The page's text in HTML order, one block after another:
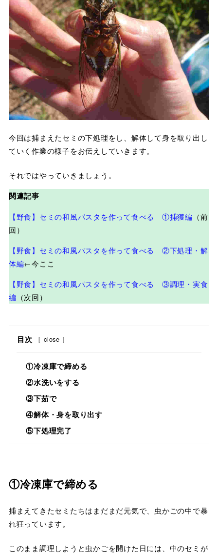
今回は捕まえたセミの下処理をし、解体して身を取り出し
ていく作業の様子をお伝えしていきます。
それではやっていきましょう。
関連記事
【野食】セミの和風パスタを作って食べる ①捕獲編 （前
回）
【野食】セミの和風パスタを作って食べる ②下処理・解
体編←今ここ
【野食】セミの和風パスタを作って食べる ③調理・実食
編 （次回）
目次 [ close ]
①冷凍庫で締める
②水洗いをする
③下茹で
④解体・身を取り出す
⑤下処理完了
①冷凍庫で締める
捕まえてきたセミたちはまだまだ元気で、虫かごの中で暴
れ狂っています。
このまま調理しようと虫かごを開けた日には、中のセミが